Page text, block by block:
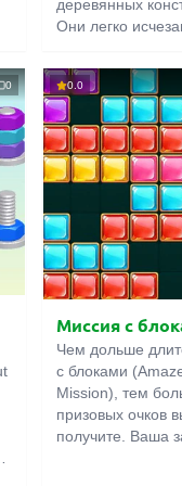
деревянных
Они легко
волшебницы.
удобно, ведь
контейнеры и
доставить тыкву к
главной
этом смысл всей
Избавьтесь от
используя
физики. Удачи!
0 0.0
Миссия с
Чем дольше
с блоками
Mission), тем
призовых очков
получите. Ваша